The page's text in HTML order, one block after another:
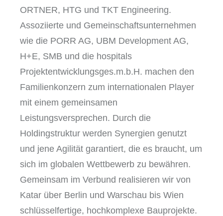
ORTNER, HTG und TKT Engineering.
Assoziierte und Gemeinschaftsunternehmen
wie die PORR AG, UBM Development AG,
H+E, SMB und die hospitals
Projektentwicklungsges.m.b.H. machen den
Familienkonzern zum internationalen Player
mit einem gemeinsamen
Leistungsversprechen. Durch die
Holdingstruktur werden Synergien genutzt
und jene Agilität garantiert, die es braucht, um
sich im globalen Wettbewerb zu bewähren.
Gemeinsam im Verbund realisieren wir von
Katar über Berlin und Warschau bis Wien
schlüsselfertige, hochkomplexe Bauprojekte.